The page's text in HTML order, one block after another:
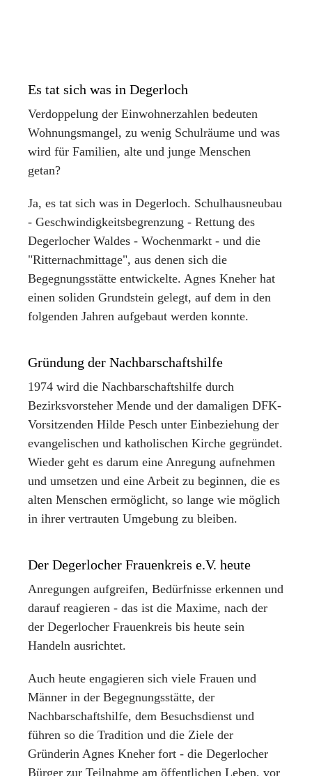
Es tat sich was in Degerloch
Verdoppelung der Einwohnerzahlen bedeuten
Wohnungsmangel, zu wenig Schulräume und was
wird für Familien, alte und junge Menschen
getan?
Ja, es tat sich was in Degerloch. Schulhausneubau
- Geschwindigkeitsbegrenzung - Rettung des
Degerlocher Waldes - Wochenmarkt - und die
"Ritternachmittage", aus denen sich die
Begegnungsstätte entwickelte. Agnes Kneher hat
einen soliden Grundstein gelegt, auf dem in den
folgenden Jahren aufgebaut werden konnte.
Gründung der Nachbarschaftshilfe
1974 wird die Nachbarschaftshilfe durch
Bezirksvorsteher Mende und der damaligen DFK-
Vorsitzenden Hilde Pesch unter Einbeziehung der
evangelischen und katholischen Kirche gegründet.
Wieder geht es darum eine Anregung aufnehmen
und umsetzen und eine Arbeit zu beginnen, die es
alten Menschen ermöglicht, so lange wie möglich
in ihrer vertrauten Umgebung zu bleiben.
Der Degerlocher Frauenkreis e.V. heute
Anregungen aufgreifen, Bedürfnisse erkennen und
darauf reagieren - das ist die Maxime, nach der
der Degerlocher Frauenkreis bis heute sein
Handeln ausrichtet.
Auch heute engagieren sich viele Frauen und
Männer in der Begegnungsstätte, der
Nachbarschaftshilfe, dem Besuchsdienst und
führen so die Tradition und die Ziele der
Gründerin Agnes Kneher fort - die Degerlocher
Bürger zur Teilnahme am öffentlichen Leben, vor